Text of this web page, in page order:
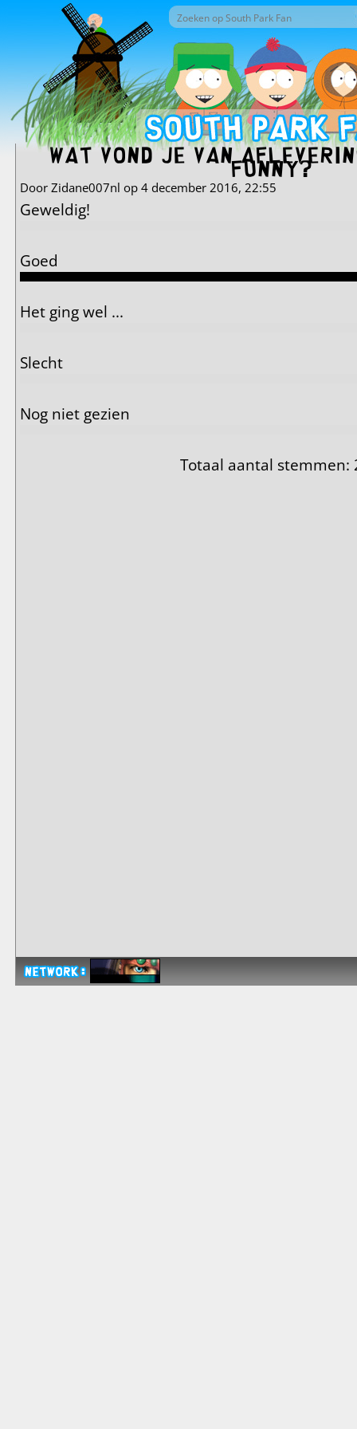
Overslaan en naar de inhoud gaan
Zoekveld
Zoek door deze site
Wat vond je van
Funny?
Door Zidane007nl op 4 december 2016, 22:55
Geweldig!
Goed
Het ging wel ...
Slecht
Nog niet gezien
Totaal aantal stemmen: